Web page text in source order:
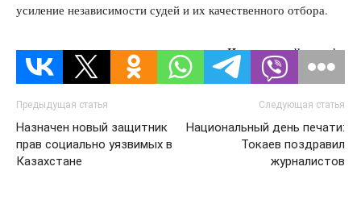
усиление независимости судей и их качественного отбора.
Источник: dknews.kz
Предыдущая статья
Назначен новый защитник
прав социально уязвимых в
Казахстане
Следующая статья
Национальный день печати:
Токаев поздравил
журналистов